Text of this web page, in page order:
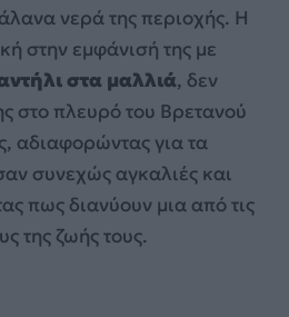
νερά της περιοχής. Η
στην εμφάνισή της με
στα μαλλιά, δεν
στο πλευρό του Βρετανού
αδιαφορώντας για τα
συνεχώς αγκαλιές και
πως διανύουν μια από τις
της ζωής τους.